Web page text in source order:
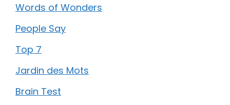
Words of Wonders
People Say
Top 7
Jardin des Mots
Brain Test